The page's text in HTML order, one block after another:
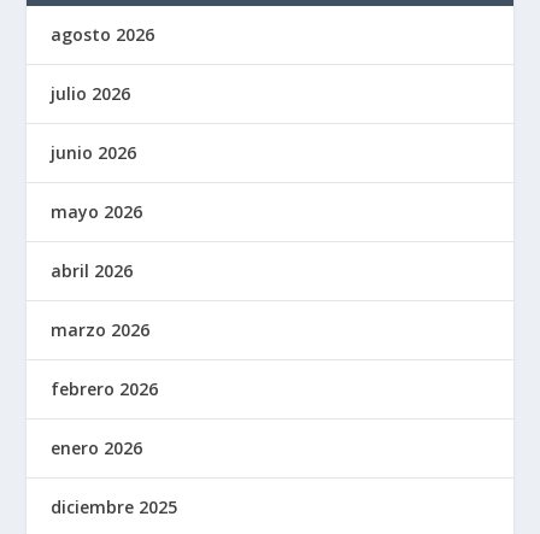
agosto 2026
julio 2026
junio 2026
mayo 2026
abril 2026
marzo 2026
febrero 2026
enero 2026
diciembre 2025